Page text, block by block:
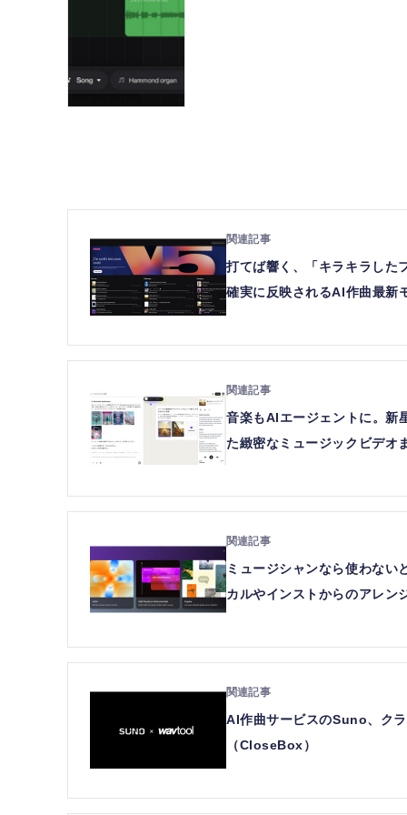
打てば響く、「キラキラした
確実に反映されるAI作曲最
音楽もAIエージェントに。新
た緻密なミュージックビデオ
ミュージシャンなら使わな
カルやインストからのアレ
AI作曲サービスのSuno、ク
（CloseBox）